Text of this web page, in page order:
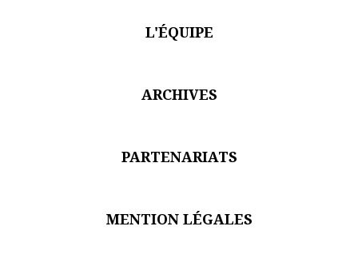
L'ÉQUIPE
ARCHIVES
PARTENARIATS
MENTION LÉGALES